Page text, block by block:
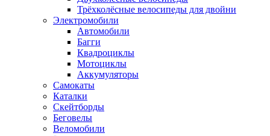
Трёхколёсные велосипеды для двойни
Электромобили
Автомобили
Багги
Квадроциклы
Мотоциклы
Аккумуляторы
Самокаты
Каталки
Скейтборды
Беговелы
Веломобили